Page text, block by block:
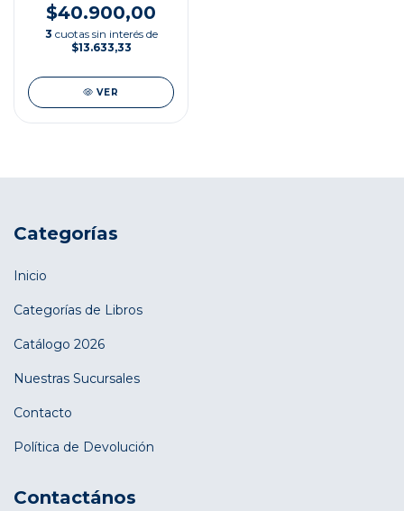
$40.900,00
3 cuotas sin interés de
$13.633,33
VER
Categorías
Inicio
Categorías de Libros
Catálogo 2026
Nuestras Sucursales
Contacto
Política de Devolución
Contactános